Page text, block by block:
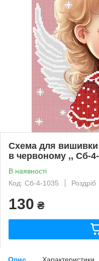
Схема для вишивки
в червоному ,, Сб-
В наявності
Код: Сб-4-1035
Роздріб
130 ₴
Опис Характеристики